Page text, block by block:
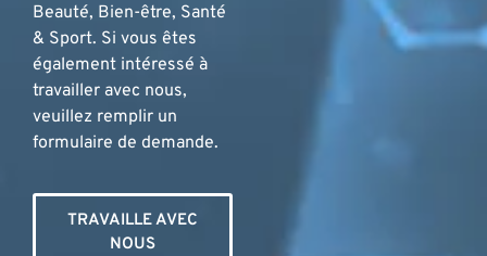
Beauté, Bien-être, Santé
& Sport. Si vous êtes
également intéressé à
travailler avec nous,
veuillez remplir un
formulaire de demande.
TRAVAILLE AVEC
NOUS